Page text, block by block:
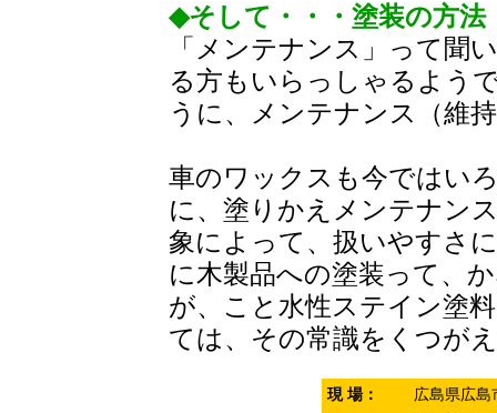
◆そして・・・塗装の方法
「メンテナンス」って聞
る方もいらっしゃるよう
うに、メンテナンス（維
車のワックスも今ではい
に、塗りかえメンテナン
象によって、扱いやすさ
に木製品への塗装って、
が、こと水性ステイン塗
ては、その常識をくつが
現 場： 広島県広